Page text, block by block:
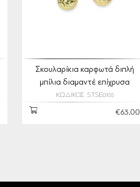
Σκουλαρίκια καρφωτά διπλή
μπίλια διαμαντέ επίχρυσα
ΚΩΔΙΚΟΣ: STSE0155
€63,00